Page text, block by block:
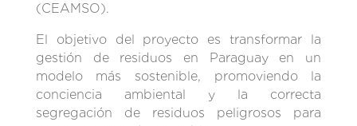
(CEAMSO).
El objetivo del proyecto es transformar la
gestión de residuos en Paraguay en un
modelo más sostenible, promoviendo la
conciencia ambiental y la correcta
segregación de residuos peligrosos para